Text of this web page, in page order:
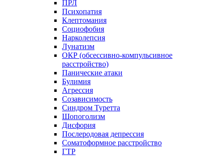
ПРЛ
Психопатия
Клептомания
Социофобия
Нарколепсия
Лунатизм
ОКР (обсессивно-компульсивное
расстройство)
Панические атаки
Булимия
Агрессия
Созависимость
Синдром Туретта
Шопоголизм
Дисфория
Послеродовая депрессия
Соматоформное расстройство
ГТР